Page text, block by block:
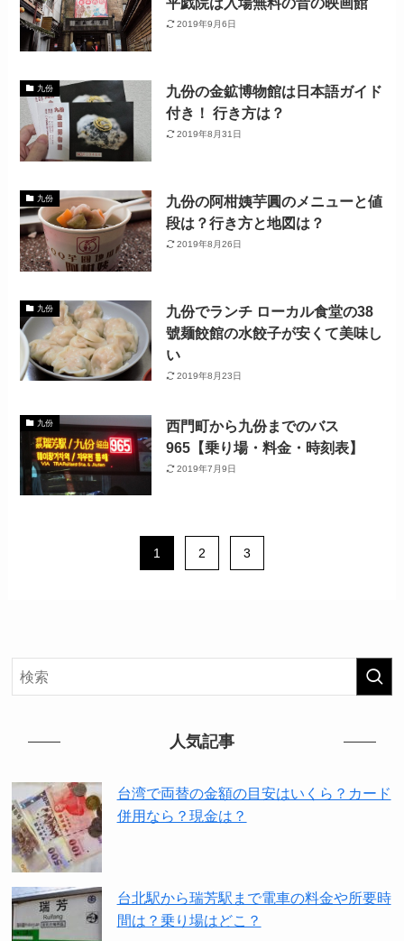
2019年9月6日
九份
九份の金鉱博物館は日本語ガイド
付き！ 行き方は？
2019年8月31日
九份
九份の阿柑姨芋圓のメニューと値
段は？行き方と地図は？
2019年8月26日
九份
九份でランチ ローカル食堂の38
號麺餃館の水餃子が安くて美味し
い
2019年8月23日
九份
西門町から九份までのバス
965【乗り場・料金・時刻表】
2019年7月9日
1 2 3
人気記事
台湾で両替の金額の目安はいくら？カード
併用なら？現金は？
台北駅から瑞芳駅まで電車の料金や所要時
間は？乗り場はどこ？